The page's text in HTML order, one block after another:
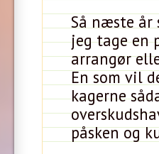
Så næste år
jeg tage en
arrangør
En som vil
kagerne
påsken og